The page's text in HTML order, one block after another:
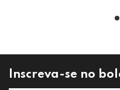
Inscreva-se no